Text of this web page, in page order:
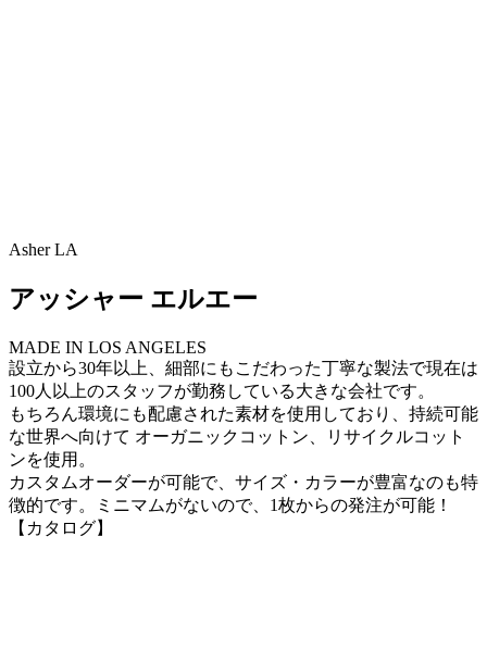
Asher LA
アッシャー エルエー
MADE IN LOS ANGELES
設立から30年以上、細部にもこだわった丁寧な製法で現在は
100人以上のスタッフが勤務している大きな会社です。
もちろん環境にも配慮された素材を使用しており、持続可能
な世界へ向けて オーガニックコットン、リサイクルコット
ンを使用。
カスタムオーダーが可能で、サイズ・カラーが豊富なのも特
徴的です。ミニマムがないので、1枚からの発注が可能！
【カタログ】